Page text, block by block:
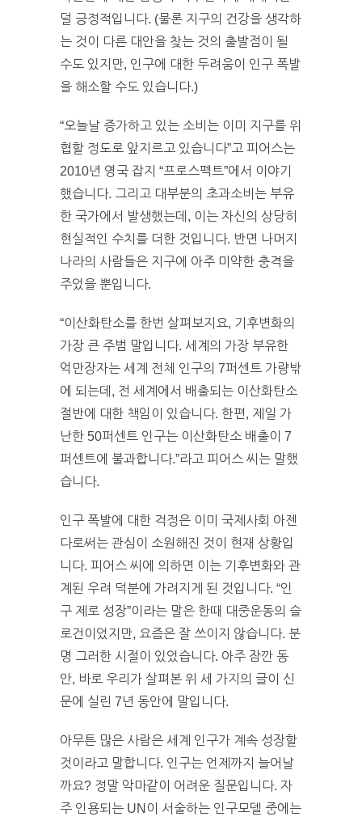
덜 긍정적입니다. (물론 지구의 건강을 생각하
는 것이 다른 대안을 찾는 것의 출발점이 될
수도 있지만, 인구에 대한 두려움이 인구 폭발
을 해소할 수도 있습니다.)
“오늘날 증가하고 있는 소비는 이미 지구를 위
협할 정도로 앞지르고 있습니다”고 피어스는
2010년 영국 잡지 “프로스펙트”에서 이야기
했습니다. 그리고 대부분의 초과소비는 부유
한 국가에서 발생했는데, 이는 자신의 상당히
현실적인 수치를 더한 것입니다. 반면 나머지
나라의 사람들은 지구에 아주 미약한 충격을
주었을 뿐입니다.
“이산화탄소를 한번 살펴보지요, 기후변화의
가장 큰 주범 말입니다. 세계의 가장 부유한
억만장자는 세계 전체 인구의 7퍼센트 가량밖
에 되는데, 전 세계에서 배출되는 이산화탄소
절반에 대한 책임이 있습니다. 한편, 제일 가
난한 50퍼센트 인구는 이산화탄소 배출이 7
퍼센트에 불과합니다.”라고 피어스 씨는 말했
습니다.
인구 폭발에 대한 걱정은 이미 국제사회 아젠
다로써는 관심이 소원해진 것이 현재 상황입
니다. 피어스 씨에 의하면 이는 기후변화와 관
계된 우려 덕분에 가려지게 된 것입니다. “인
구 제로 성장”이라는 말은 한때 대중운동의 슬
로건이었지만, 요즘은 잘 쓰이지 않습니다. 분
명 그러한 시절이 있었습니다. 아주 잠깐 동
안, 바로 우리가 살펴본 위 세 가지의 글이 신
문에 실린 7년 동안에 말입니다.
아무튼 많은 사람은 세계 인구가 계속 성장할
것이라고 말합니다. 인구는 언제까지 늘어날
까요? 정말 악마같이 어려운 질문입니다. 자
주 인용되는 UN이 서술하는 인구모델 중에는